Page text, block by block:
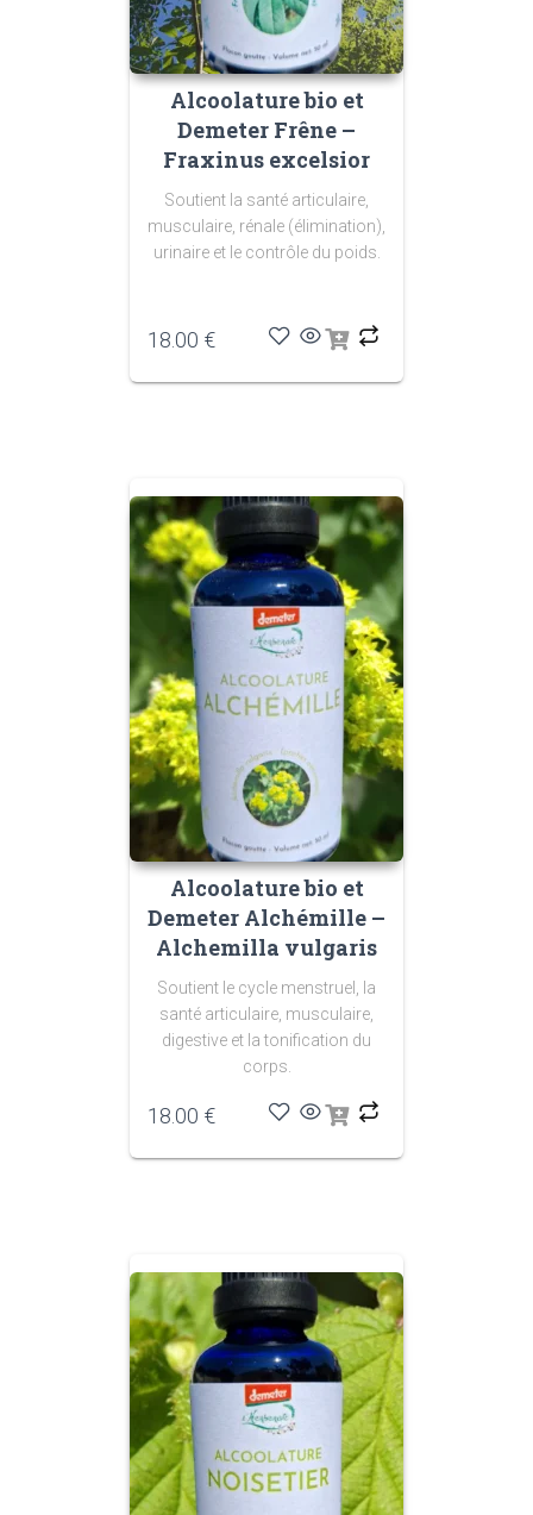
Alcoolature bio et
Demeter Frêne –
Fraxinus excelsior
Soutient la santé articulaire,
musculaire, rénale (élimination),
urinaire et le contrôle du poids.
18.00 €
Alcoolature bio et
Demeter Alchémille –
Alchemilla vulgaris
Soutient le cycle menstruel, la
santé articulaire, musculaire,
digestive et la tonification du
corps.
18.00 €